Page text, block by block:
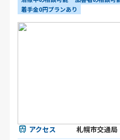
着手金0円プランあり
アクセス 札幌市交通